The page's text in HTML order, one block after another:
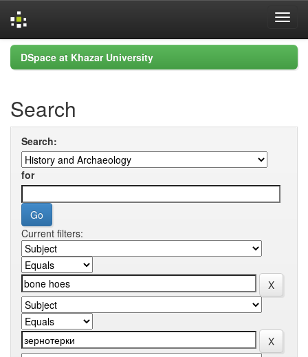
Skip
navigation
DSpace at Khazar University
Search
Search:
for
Current filters: